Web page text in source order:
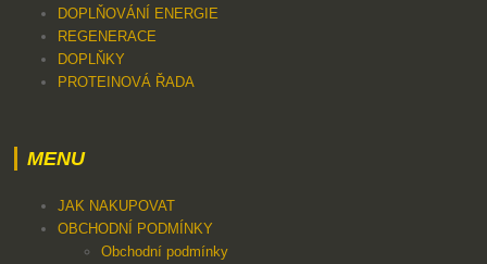
DOPLŇOVÁNÍ ENERGIE
REGENERACE
DOPLŇKY
PROTEINOVÁ ŘADA
MENU
JAK NAKUPOVAT
OBCHODNÍ PODMÍNKY
Obchodní podmínky